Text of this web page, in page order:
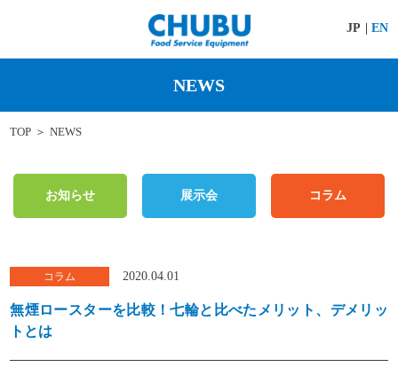
JP EN
TOP NEWS
NEWS
お知らせ 展示会 コラム
2020.04.01
無煙ロースターを比較！七輪と比べたメリット、デメリッ
トとは